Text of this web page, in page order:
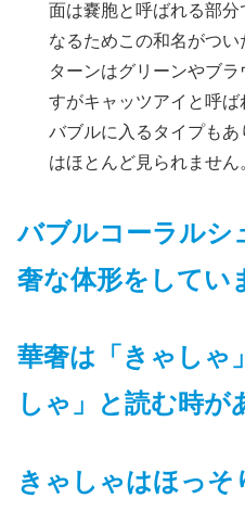
面は嚢胞と呼ばれる部
なるためこの和名がつ
ターンはグリーンやブ
すがキャッツアイと呼
バブルに入るタイプも
はほとんど見られません
バブルコーラルシ
奢な体形をしてい
華奢は「きゃしゃ
しゃ」と読む時が
きゃしゃはほっそ